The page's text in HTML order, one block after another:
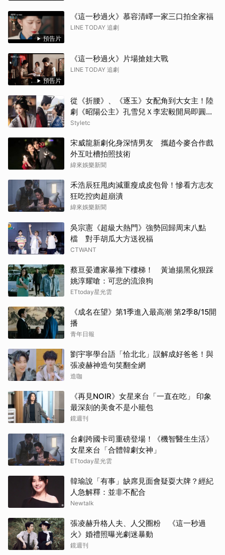
預告片
《這一秒過火》慕容清嶧一家三口拍全家福
LINE TODAY 追劇
預告片
《這一秒過火》片場搶娃大戰
LINE TODAY 追劇
從《折腰》、《逐玉》女配角到大女主！陸
劇《昭陽公主》孔雪兒Ｘ李宏毅開局即圓
房，這場帶毒的權謀虐戀太過癮
Styletc
宋威龍新劇化身深情男友 攜趙今麥合作戲
外互吐槽拍照技術
緯來娛樂新聞
禾浩辰狂甩肉減重瘦成皮包骨！慘看方志友
狂吃控肉超崩潰
緯來娛樂新聞
吳宗憲《超級大熱門》強勢回歸周末八點
檔 對手胡瓜大方送祝福
CTWANT
蔡亘晏遭家暴推下樓梯！ 黃迪揚黑化狠踩
姚淳耀嗆：可悲的流浪狗
ETtoday星光雲
《成名在望》第1季進入最高潮 第2季8/15開
播
青年日報
劉宇寧學台語「恰北北」誤解成好爸爸！與
張凌赫神造句笑翻全網
造咖
《再見NOIR》女星來台「一直在吃」 印象
最深刻的美食不是小籠包
鏡週刊
台劇跨國卡司重磅登場！《機智醫生生活》
女星來台「合體韓劇女神」
ETtoday星光雲
韓瑜說「有事」缺席見面會疑耍大牌？經紀
人急解釋：並非不配合
Newtalk
張凌赫升格人夫、人父圈粉 《這一秒過
火》婚禮照曝光劇迷暴動
鏡週刊